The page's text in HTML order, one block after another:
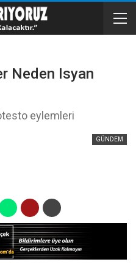
Neden Isyan
eylemleri
GÜNDEM